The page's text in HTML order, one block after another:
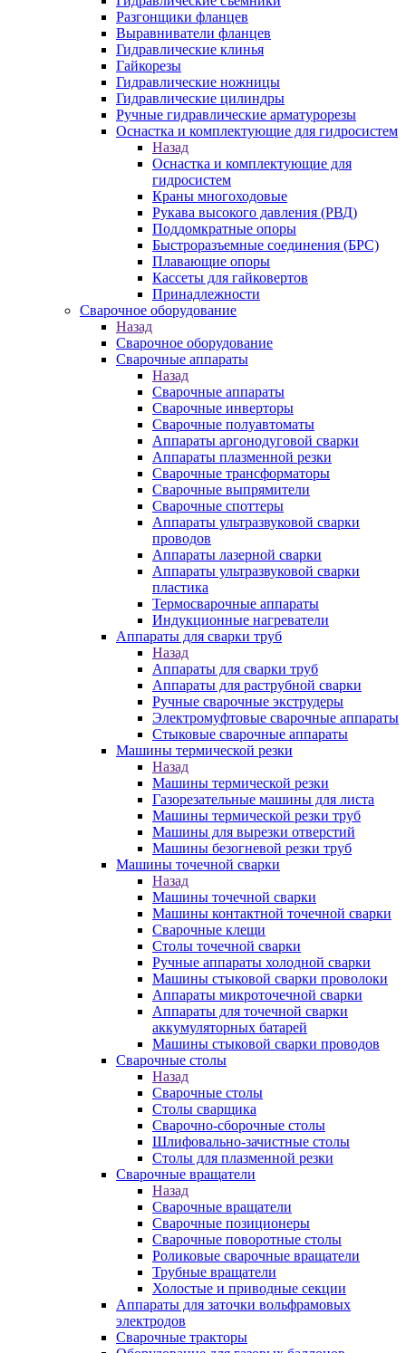
Разгонщики фланцев
Выравниватели фланцев
Гидравлические клинья
Гайкорезы
Гидравлические ножницы
Гидравлические цилиндры
Ручные гидравлические арматурорезы
Оснастка и комплектующие для гидросистем
Назад
Оснастка и комплектующие для
гидросистем
Краны многоходовые
Рукава высокого давления (РВД)
Поддомкратные опоры
Быстроразъемные соединения (БРС)
Плавающие опоры
Кассеты для гайковертов
Принадлежности
Сварочное оборудование
Назад
Сварочное оборудование
Сварочные аппараты
Назад
Сварочные аппараты
Сварочные инверторы
Сварочные полуавтоматы
Аппараты аргонодуговой сварки
Аппараты плазменной резки
Сварочные трансформаторы
Сварочные выпрямители
Сварочные споттеры
Аппараты ультразвуковой сварки
проводов
Аппараты лазерной сварки
Аппараты ультразвуковой сварки
пластика
Термосварочные аппараты
Индукционные нагреватели
Аппараты для сварки труб
Назад
Аппараты для сварки труб
Аппараты для раструбной сварки
Ручные сварочные экструдеры
Электромуфтовые сварочные аппараты
Стыковые сварочные аппараты
Машины термической резки
Назад
Машины термической резки
Газорезательные машины для листа
Машины термической резки труб
Машины для вырезки отверстий
Машины безогневой резки труб
Машины точечной сварки
Назад
Машины точечной сварки
Машины контактной точечной сварки
Сварочные клещи
Столы точечной сварки
Ручные аппараты холодной сварки
Машины стыковой сварки проволоки
Аппараты микроточечной сварки
Аппараты для точечной сварки
аккумуляторных батарей
Машины стыковой сварки проводов
Сварочные столы
Назад
Сварочные столы
Столы сварщика
Сварочно-сборочные столы
Шлифовально-зачистные столы
Столы для плазменной резки
Сварочные вращатели
Назад
Сварочные вращатели
Сварочные позиционеры
Сварочные поворотные столы
Роликовые сварочные вращатели
Трубные вращатели
Холостые и приводные секции
Аппараты для заточки вольфрамовых
электродов
Сварочные тракторы